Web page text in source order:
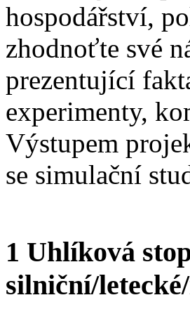
hospodářství,
zhodnoťte své
prezentující
experimenty,
Výstupem
se simulační
1 Uhlíková
silniční/